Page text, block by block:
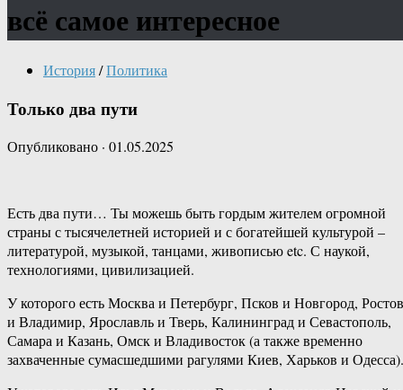
всё самое интересное
История/Политика
Только два пути
Опубликовано · 01.05.2025
Есть два пути… Ты можешь быть гордым жителем огромной
страны с тысячелетней историей и с богатейшей культурой –
литературой, музыкой, танцами, живописью etc. С наукой,
технологиями, цивилизацией.
У которого есть Москва и Петербург, Псков и Новгород, Ростов
и Владимир, Ярославль и Тверь, Калининград и Севастополь,
Самара и Казань, Омск и Владивосток (а также временно
захваченные сумасшедшими рагулями Киев, Харьков и Одесса).